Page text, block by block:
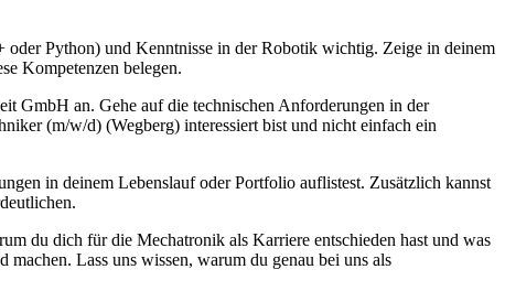
Python) und Kenntnisse in der Robotik wichtig. Zeige in deinem
Kompetenzen belegen.
GmbH an. Gehe auf die technischen Anforderungen in der
(m/w/d) (Wegberg) interessiert bist und nicht einfach ein
in deinem Lebenslauf oder Portfolio auflistest. Zusätzlich kannst
du dich für die Mechatronik als Karriere entschieden hast und was
Lass uns wissen, warum du genau bei uns als